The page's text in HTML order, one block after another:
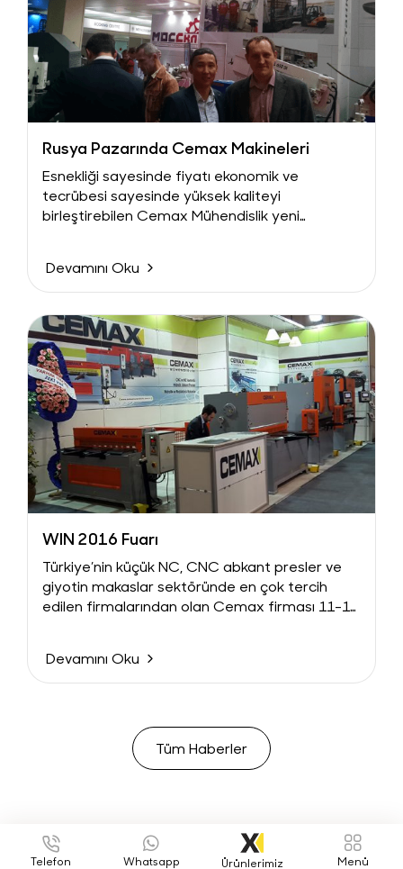
Rusya Pazarında Cemax Makineleri
Esnekliği sayesinde fiyatı ekonomik ve
tecrübesi sayesinde yüksek kaliteyi
birleştirebilen Cemax Mühendislik yeni
Devamını Oku
WIN 2016 Fuarı
Türkiye’nin küçük NC, CNC abkant presler ve
giyotin makaslar sektöründe en çok tercih
edilen firmalarından olan Cemax firması 11-14
Devamını Oku
Tüm Haberler
Telefon Whatsapp Ürünlerimiz Menü